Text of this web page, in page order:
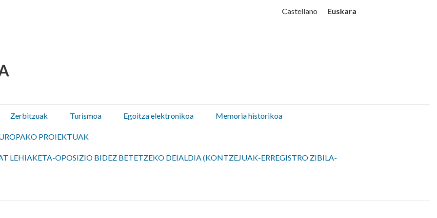
Castellano Euskara
Zerbitzuak Turismoa Egoitza elektronikoa Memoria historikoa
PROIEKTUAK
LEHIAKETA-OPOSIZIO BIDEZ BETETZEKO DEIALDIA (KONTZEJUAK-ERREGISTRO ZIBILA-